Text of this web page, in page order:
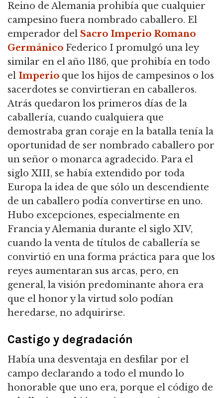
Reino de Alemania prohibía que cualquier
campesino fuera nombrado caballero. El
emperador del Sacro Imperio Romano
Germánico Federico I promulgó una ley
similar en el año 1186, que prohibía en todo
el Imperio que los hijos de campesinos o los
sacerdotes se convirtieran en caballeros.
Atrás quedaron los primeros días de la
caballería, cuando cualquiera que
demostraba gran coraje en la batalla tenía la
oportunidad de ser nombrado caballero por
un señor o monarca agradecido. Para el
siglo XIII, se había extendido por toda
Europa la idea de que sólo un descendiente
de un caballero podía convertirse en uno.
Hubo excepciones, especialmente en
Francia y Alemania durante el siglo XIV,
cuando la venta de títulos de caballería se
convirtió en una forma práctica para que los
reyes aumentaran sus arcas, pero, en
general, la visión predominante ahora era
que el honor y la virtud solo podían
heredarse, no adquirirse.
Castigo y degradación
Había una desventaja en desfilar por el
campo declarando a todo el mundo lo
honorable que uno era, porque el código de